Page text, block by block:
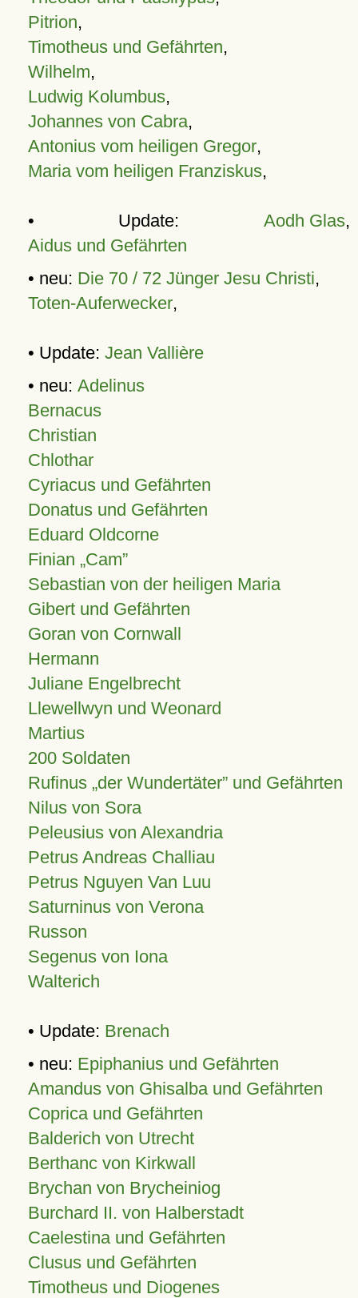
Pitrion,
Timotheus und Gefährten,
Wilhelm,
Ludwig Kolumbus,
Johannes von Cabra,
Antonius vom heiligen Gregor,
Maria vom heiligen Franziskus,
• Update: Aodh Glas,
Aidus und Gefährten
• neu: Die 70 / 72 Jünger Jesu Christi,
Toten-Auferwecker,
• Update: Jean Vallière
• neu: Adelinus
Bernacus
Christian
Chlothar
Cyriacus und Gefährten
Donatus und Gefährten
Eduard Oldcorne
Finian Cam
Sebastian von der heiligen Maria
Gibert und Gefährten
Goran von Cornwall
Hermann
Juliane Engelbrecht
Llewellwyn und Weonard
Martius
200 Soldaten
Rufinus „der Wundertäter” und Gefährten
Nilus von Sora
Peleusius von Alexandria
Petrus Andreas Challiau
Petrus Nguyen Van Luu
Saturninus von Verona
Russon
Segenus von Iona
Walterich
• Update: Brenach
• neu: Epiphanius und Gefährten
Amandus von Ghisalba und Gefährten
Coprica und Gefährten
Balderich von Utrecht
Berthanc von Kirkwall
Brychan von Brycheiniog
Burchard II. von Halberstadt
Caelestina und Gefährten
Clusus und Gefährten
Timotheus und Diogenes